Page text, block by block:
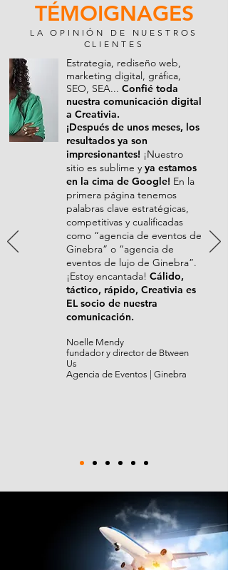
TÉMOIGNAGES
LA OPINIÓN DE NUESTROS
CLIENTES
Estrategia, rediseño web,
marketing digital, gráfica,
SEO, SEA... Confié toda
nuestra comunicación digital
a Creativia.
¡Después de unos meses, los
resultados ya son
impresionantes! ¡Nuestro
sitio es sublime y ya estamos
en la cima de Google! En la
primera página tenemos
palabras clave estratégicas,
competitivas y cualificadas
como “agencia de eventos de
Ginebra” o “agencia de
eventos de lujo de Ginebra”.
¡Estoy encantada! Cálido,
táctico, rápido, Creativia es
EL socio de nuestra
comunicación.
Noelle Mendy
fundador y director de Btween
Us
Agencia de Eventos | Ginebra